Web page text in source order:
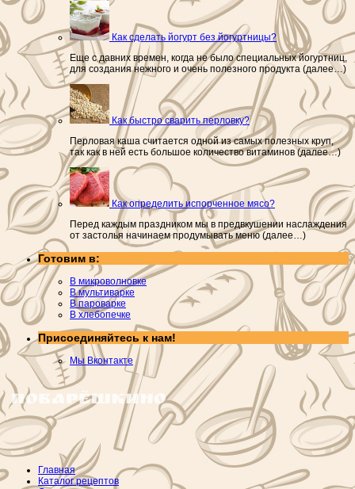
Как сделать йогурт без йогуртницы?
Еще с давних времен, когда не было специальных йогуртниц,
для создания нежного и очень полезного продукта (далее…)
Как быстро сварить перловку?
Перловая каша считается одной из самых полезных круп,
так как в ней есть большое количество витаминов (далее…)
Как определить испорченное мясо?
Перед каждым праздником мы в предвкушении наслаждения
от застолья начинаем продумывать меню (далее…)
Готовим в:
В микроволновке
В мультиварке
В пароварке
В хлебопечке
Присоединяйтесь к нам!
Мы Вконтакте
Главная
Каталог рецептов